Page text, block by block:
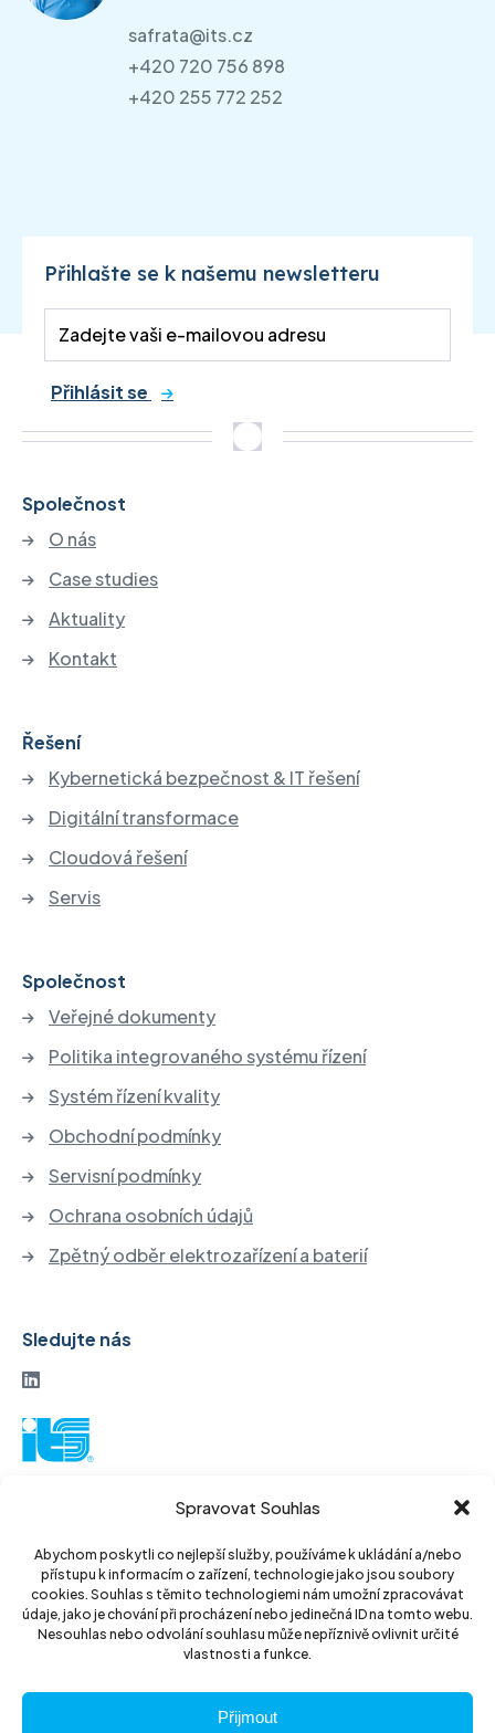
Spravovat Souhlas
Abychom poskytli co nejlepší služby, používáme k ukládání a/nebo
přístupu k informacím o zařízení, technologie jako jsou soubory
cookies. Souhlas s těmito technologiemi nám umožní zpracovávat
údaje, jako je chování při procházení nebo jedinečná ID na tomto webu.
Nesouhlas nebo odvolání souhlasu může nepříznivě ovlivnit určité
vlastnosti a funkce.
Přijmout
safrata@its.cz
+420 720 756 898
+420 255 772 252
Přihlašte se k našemu newsletteru
Přihlásit se
Společnost
O nás
Case studies
Aktuality
Kontakt
Řešení
Kybernetická bezpečnost & IT řešení
Digitální transformace
Cloudová řešení
Servis
Společnost
Veřejné dokumenty
Politika integrovaného systému řízení
Systém řízení kvality
Obchodní podmínky
Servisní podmínky
Ochrana osobních údajů
Zpětný odběr elektrozařízení a baterií
Sledujte nás
130 52 Praha3
Czech Republic
IČ: 14889811